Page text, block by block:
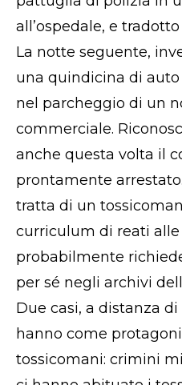
all’ospedale, e
La notte seguente,
una quindicina di
nel parcheggio di un
commerciale.
anche questa volta il
prontamente
tratta di un
curriculum di reati alle
probabilmente
per sé negli archivi
Due casi, a distanza
hanno come
tossicomani: crimini